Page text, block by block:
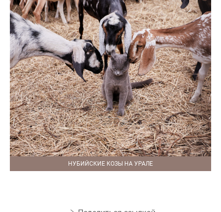
НУБИЙСКИЕ КОЗЫ НА УРАЛЕ